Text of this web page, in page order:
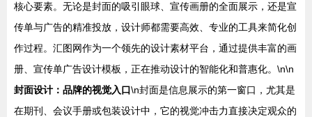
核心要素。无论是封面的吸引眼球、宣传画册的全面展示，还是宣
传单与广告的精准投放，设计师都需要高效、专业的工具来简化创
作过程。汇图网作为一个领先的设计素材平台，通过提供丰富的画
册、宣传单广告设计模板，正在推动设计的智能化和普惠化。\n\n
封面设计：品牌的视觉入口\n封面是信息展示的第一窗口，尤其是
在期刊、会议手册或包装设计中，它的视觉冲击力直接决定观众的